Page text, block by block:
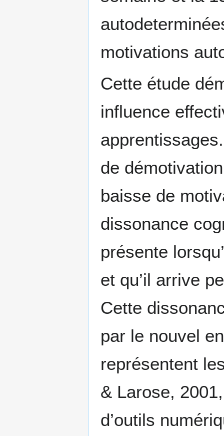
motivations
Cette étude
influence
de
baisse de
dissonance
présente
et qu’il arrive
Cette
par le nouvel
représentent
& Larose,
d’outils